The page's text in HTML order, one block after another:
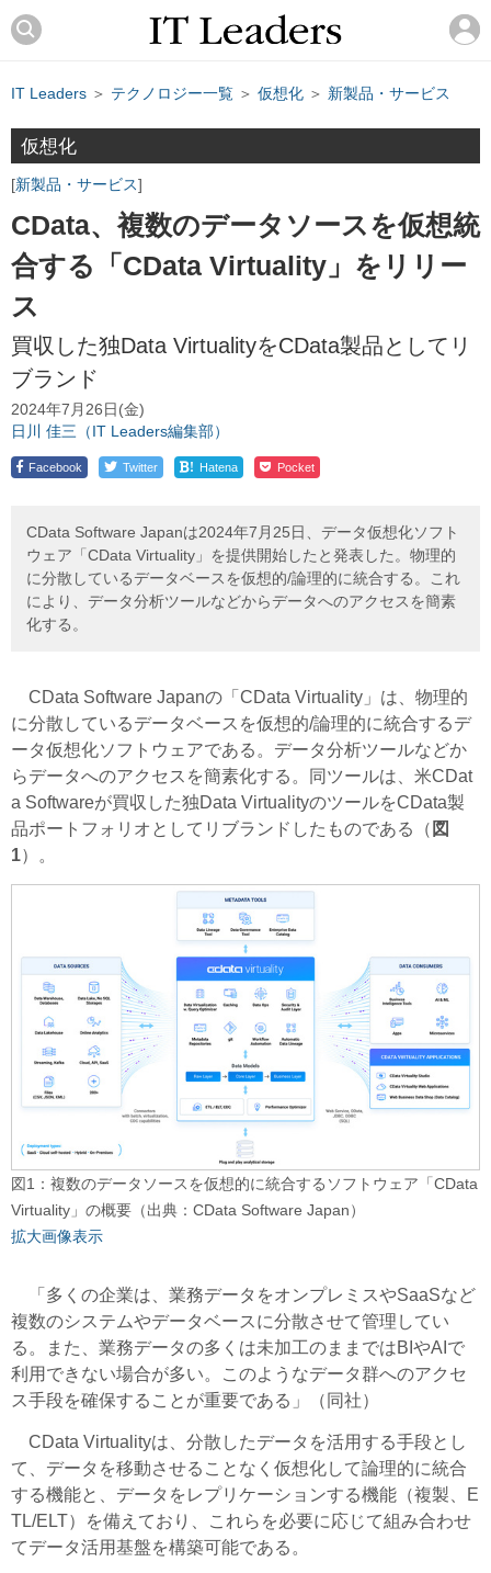
IT Leaders ＞ テクノロジー一覧 ＞ 仮想化 ＞ 新製品・サービス
仮想化
新製品・サービス
CData、複数のデータソースを仮想統
合する「CData Virtuality」をリリー
ス
買収した独Data VirtualityをCData製品としてリ
ブランド
2024年7月26日(金)
日川 佳三（IT Leaders編集部）
Facebook Twitter ! Hatena Pocket
CData Software Japanは2024年7月25日、データ仮想化ソフト
ウェア「CData Virtuality」を提供開始したと発表した。物理的
に分散しているデータベースを仮想的/論理的に統合する。これ
により、データ分析ツールなどからデータへのアクセスを簡素
化する。
CData Software Japanの「CData Virtuality」は、物理的
に分散しているデータベースを仮想的/論理的に統合するデ
ータ仮想化ソフトウェアである。データ分析ツールなどか
らデータへのアクセスを簡素化する。同ツールは、米CDat
a Softwareが買収した独Data VirtualityのツールをCData製
品ポートフォリオとしてリブランドしたものである（ 図
1）。
図1：複数のデータソースを仮想的に統合するソフトウェア「CData
Virtuality」の概要（出典：CData Software Japan）
拡大画像表示
「多くの企業は、業務データをオンプレミスやSaaSなど
複数のシステムやデータベースに分散させて管理してい
る。また、業務データの多くは未加工のままではBIやAIで
利用できない場合が多い。このようなデータ群へのアクセ
ス手段を確保することが重要である」（同社）
CData Virtualityは、分散したデータを活用する手段とし
て、データを移動させることなく仮想化して論理的に統合
する機能と、データをレプリケーションする機能（複製、E
TL/ELT）を備えており、これらを必要に応じて組み合わせ
てデータ活用基盤を構築可能である。